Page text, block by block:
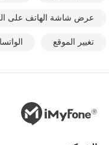
عرض شاشة الهاتف على
تغيير الموقع